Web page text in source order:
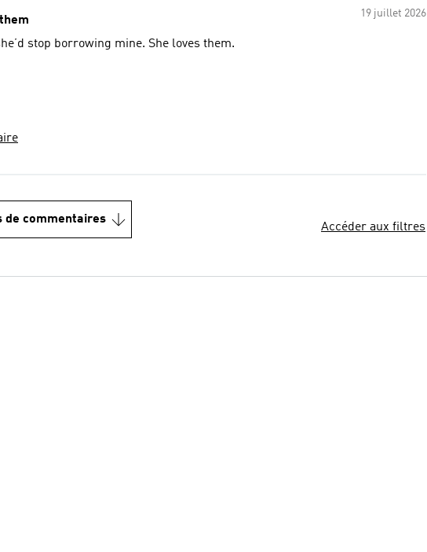
19 juillet 2026
stop borrowing mine. She loves them.
de commentaires
Accéder aux filtres